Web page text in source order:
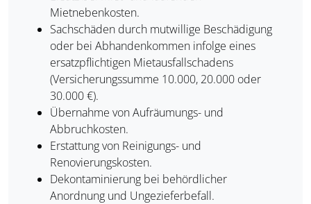
Mietnebenkosten.
Sachschäden durch mutwillige Beschädigung
oder bei Abhandenkommen infolge eines
ersatzpflichtigen Mietausfallschadens
(Versicherungssumme 10.000, 20.000 oder
30.000 €).
Übernahme von Aufräumungs- und
Abbruchkosten.
Erstattung von Reinigungs- und
Renovierungskosten.
Dekontaminierung bei behördlicher
Anordnung und Ungezieferbefall.